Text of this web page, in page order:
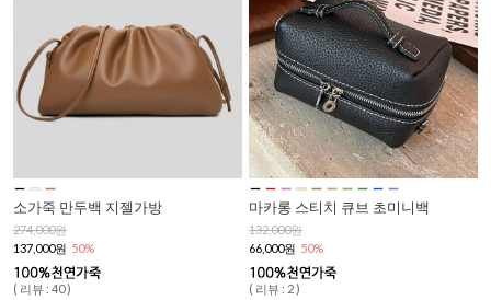
소가죽 만두백 지젤가방
274,000원
137,000원 50%
( 리뷰 : 40 )
마카롱 스티치 큐브 초미니백
132,000원
66,000원 50%
( 리뷰 : 2 )